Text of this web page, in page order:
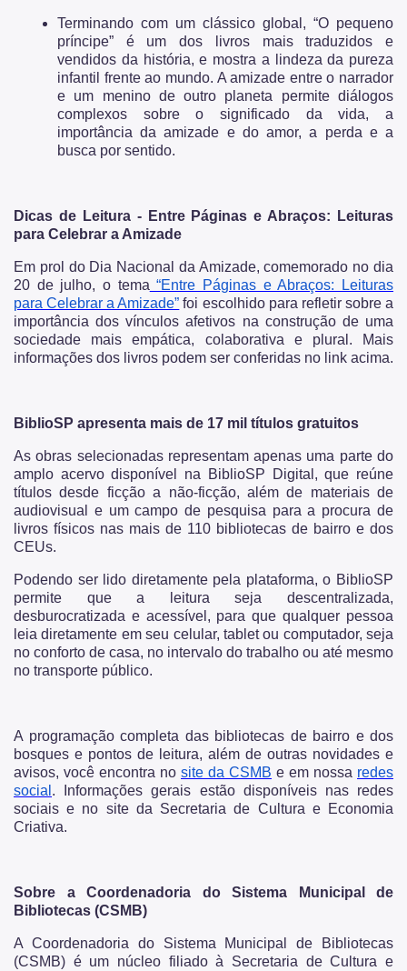
Terminando com um clássico global, “O pequeno
príncipe” é um dos livros mais traduzidos e
vendidos da história, e mostra a lindeza da pureza
infantil frente ao mundo. A amizade entre o narrador
e um menino de outro planeta permite diálogos
complexos sobre o significado da vida, a
importância da amizade e do amor, a perda e a
busca por sentido.
Dicas de Leitura - Entre Páginas e Abraços: Leituras
para Celebrar a Amizade
Em prol do Dia Nacional da Amizade, comemorado no dia
20 de julho, o tema “Entre Páginas e Abraços: Leituras
para Celebrar a Amizade” foi escolhido para refletir sobre a
importância dos vínculos afetivos na construção de uma
sociedade mais empática, colaborativa e plural. Mais
informações dos livros podem ser conferidas no link acima.
BiblioSP apresenta mais de 17 mil títulos gratuitos
As obras selecionadas representam apenas uma parte do
amplo acervo disponível na BiblioSP Digital, que reúne
títulos desde ficção a não-ficção, além de materiais de
audiovisual e um campo de pesquisa para a procura de
livros físicos nas mais de 110 bibliotecas de bairro e dos
CEUs.
Podendo ser lido diretamente pela plataforma, o BiblioSP
permite que a leitura seja descentralizada,
desburocratizada e acessível, para que qualquer pessoa
leia diretamente em seu celular, tablet ou computador, seja
no conforto de casa, no intervalo do trabalho ou até mesmo
no transporte público.
A programação completa das bibliotecas de bairro e dos
bosques e pontos de leitura, além de outras novidades e
avisos, você encontra no site da CSMB e em nossa redes
social . Informações gerais estão disponíveis nas redes
sociais e no site da Secretaria de Cultura e Economia
Criativa.
Sobre a Coordenadoria do Sistema Municipal de
Bibliotecas (CSMB)
A Coordenadoria do Sistema Municipal de Bibliotecas
(CSMB) é um núcleo filiado à Secretaria de Cultura e